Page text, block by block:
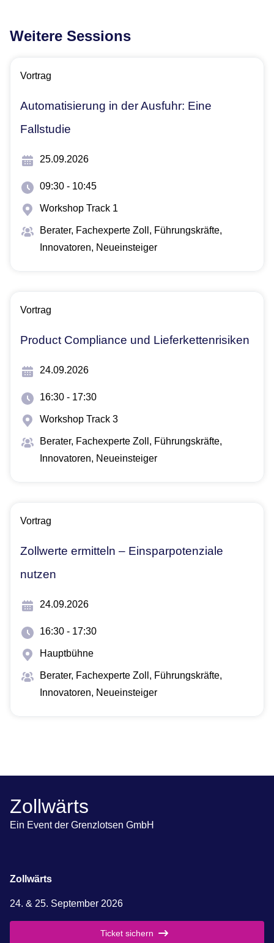
Weitere Sessions
Vortrag
Automatisierung in der Ausfuhr: Eine
Fallstudie
25.09.2026
09:30 - 10:45
Workshop Track 1
Berater, Fachexperte Zoll​, Führungskräfte,
Innovatoren, Neueinsteiger
Vortrag
Product Compliance und Lieferkettenrisiken
24.09.2026
16:30 - 17:30
Workshop Track 3
Berater, Fachexperte Zoll​, Führungskräfte,
Innovatoren, Neueinsteiger
Vortrag
Zollwerte ermitteln – Einsparpotenziale
nutzen
24.09.2026
16:30 - 17:30
Hauptbühne
Berater, Fachexperte Zoll​, Führungskräfte,
Innovatoren, Neueinsteiger
Zollwärts
Ein Event der Grenzlotsen GmbH
Zollwärts
24. & 25. September 2026
Ticket sichern